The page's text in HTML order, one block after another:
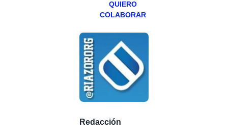
QUIERO
COLABORAR
Redacción